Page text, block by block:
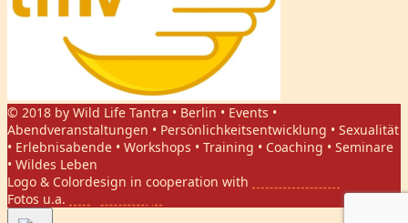
© 2018 by Wild Life Tantra • Berlin • Events •
Abendveranstaltungen • Persönlichkeitsentwicklung • Sexualität
• Erlebnisabende • Workshops • Training • Coaching • Seminare
• Wildes Leben
Logo & Colordesign in cooperation with
Fotos u.a.